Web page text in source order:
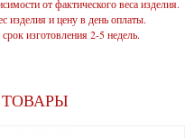
от фактического веса изделия.
изделия и цену в день оплаты.
изготовления 2-5 недель.